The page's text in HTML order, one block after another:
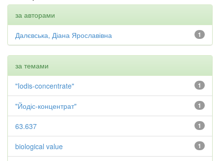
за авторами
1
Далєвська, Діана Ярославівна
за темами
1
"Iodis-concentrate"
1
"Йодіс-концентрат"
1
63.637
1
biological value